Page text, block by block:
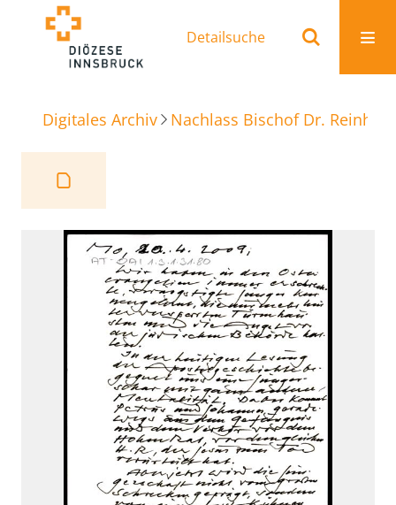
Detailsuche
Digitales Archiv Nachlass Bischof Dr.